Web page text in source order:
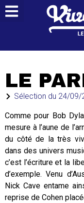
LE
Sélection du 24/09/
Comme pour Bob
mesure à l’aune de
du côté de la très
dans des univers
c’est l’écriture et la
d’exemple. Venu
Nick Cave entame
reprise de Cohen